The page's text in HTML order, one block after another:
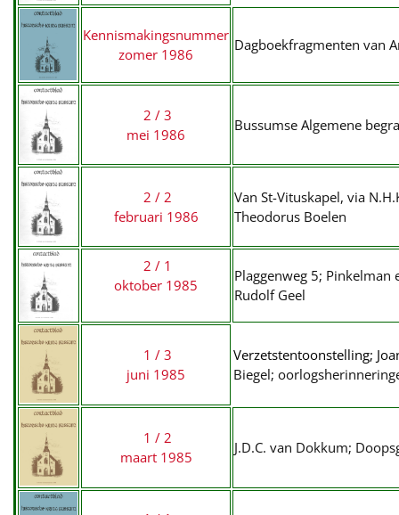
Kennismakingsnummer
zomer 1986
Dagboekfragmenten van
2 / 3
mei 1986
Bussumse Algemene
2 / 2
februari 1986
Van St-Vituskapel, via
Theodorus Boelen
2 / 1
oktober 1985
Plaggenweg 5;
Rudolf Geel
1 / 3
juni 1985
Verzetstentoonstelling;
Biegel;
1 / 2
maart 1985
J.D.C. van Dokkum;